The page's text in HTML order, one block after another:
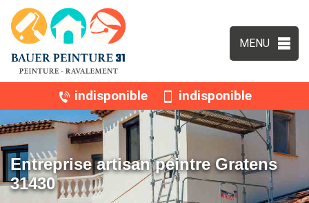
MENU
indisponible indisponible
Entreprise artisan peintre Gratens
31430